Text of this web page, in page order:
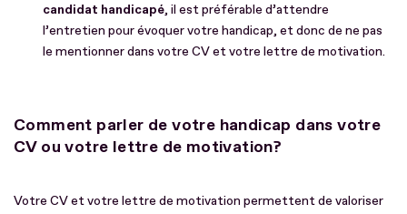
candidat handicapé, il est préférable d’attendre
l’entretien pour évoquer votre handicap, et donc de ne pas
le mentionner dans votre CV et votre lettre de motivation.
Comment parler de votre handicap dans votre
CV ou votre lettre de motivation?
Votre CV et votre lettre de motivation permettent de valoriser